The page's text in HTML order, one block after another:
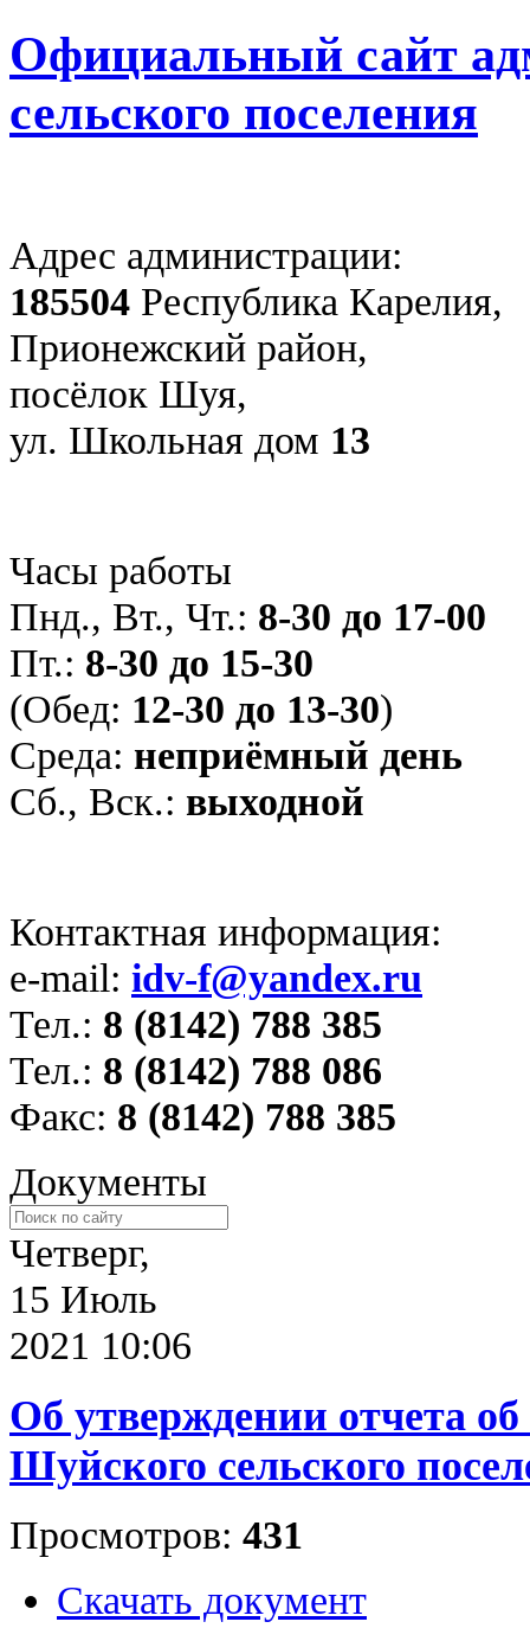
Официальный сайт
сельского поселения
Адрес администрации:
185504 Республика Карелия,
Прионежский район,
посёлок Шуя,
ул. Школьная дом 13
Часы работы
Пнд., Вт., Чт.: 8-30 до 17-00
Пт.: 8-30 до 15-30
(Обед: 12-30 до 13-30)
Среда: неприёмный день
Сб., Вск.: выходной
Контактная информация:
e-mail: idv-f@yandex.ru
Тел.: 8 (8142) 788 385
Тел.: 8 (8142) 788 086
Факс: 8 (8142) 788 385
Документы
Четверг,
15 Июль
2021 10:06
Об утверждении отчета
Шуйского сельского
Просмотров: 431
Скачать документ